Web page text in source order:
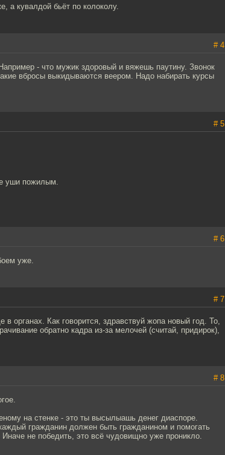
а кувалдой бьёт по колоколу.
# 4
- что мужик здоровый и вяжешь паутину. Звонок
вбросы выкидываются веером. Надо набирать курсы
# 5
уши пожилым.
# 6
уже.
# 7
органах. Как говорится, здравствуй жопа новый год. То,
обратно кадра из-за мелочей (считай, придирок),
# 8
на стенке - это ты высылыашь денег диаспоре.
гражданин должен быть гражданином и помогать
не победить, это всё чудовищно уже проникло.